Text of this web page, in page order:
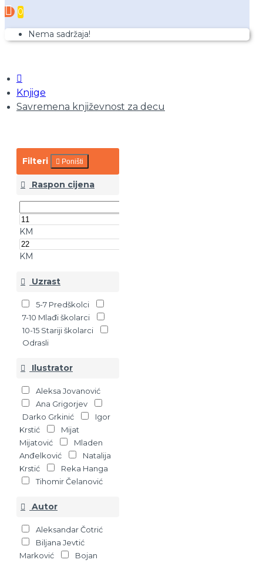
0
Nema sadržaja!
Knjige
Savremena književnost za decu
Filteri Poništi
Raspon cijena
KM
KM
Uzrast
5-7 Predškolci
7-10 Mlađi školarci
10-15 Stariji školarci
Odrasli
Ilustrator
Aleksa Jovanović
Ana Grigorjev
Darko Grkinić
Igor
Krstić
Mijat
Mijatović
Mladen
Anđelković
Natalija
Krstić
Reka Hanga
Tihomir Čelanović
Autor
Aleksandar Čotrić
Biljana Jevtić
Marković
Bojan